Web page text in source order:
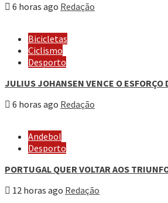
6 horas ago Redação
Bicicletas
Ciclismo
Desporto
JULIUS JOHANSEN VENCE O ESFORÇO
6 horas ago Redação
Andebol
Desporto
PORTUGAL QUER VOLTAR AOS
12 horas ago Redação